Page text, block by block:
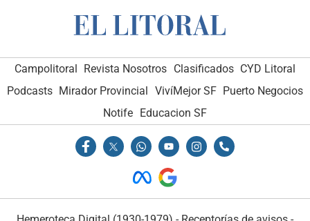
Campolitoral Revista Nosotros Clasificados CYD Litoral
Podcasts Mirador Provincial VivíMejor SF Puerto Negocios
Notife Educacion SF